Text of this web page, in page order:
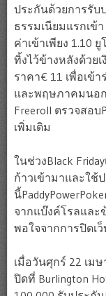
ประกันด้วยการรับ
ธรรมเนียมแรกเข้
ค่าเข้าเพียง 1.10
ทิ้งไว้ข้างหลังด้วย
ราคา€ 11 เพื่อเข้
และพฤษภาคมนอ
Freeroll ตรวจสอบ
เพิ่มเติม
ในช่วงBlack
ก้าวเข้ามาและใช้
นี้
จากแบ๊งค์โรลและ
พอใจจากการปิดเ
เมื่อวันศุกร์ 22 เม
ปิดที่ Burlington